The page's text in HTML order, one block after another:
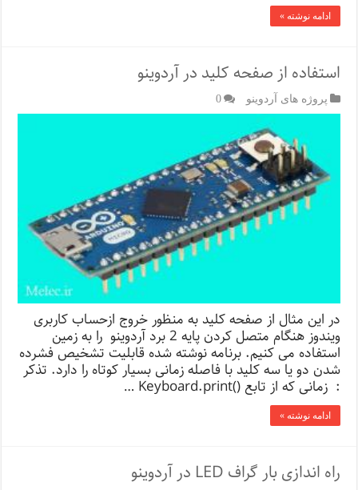
ادامه نوشته »
استفاده از صفحه کلید در آردوینو
پروژه های آردوینو 0
در این مثال از صفحه کلید به منظور خروج ازحساب کاربری
ویندوز هنگام متصل کردن پایه 2 برد آردوینو را به زمین
استفاده می کنیم. برنامه نوشته شده قابلیت تشخیص فشرده
شدن دو یا سه کلید با فاصله زمانی بسیار کوتاه را دارد. تذکر
: زمانی که از تابع ()Keyboard.print …
ادامه نوشته »
راه اندازی بار گراف LED در آردوینو